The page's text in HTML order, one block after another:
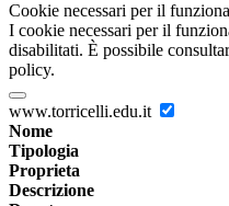
Cookie necessari per il
I cookie necessari per il
disabilitati. È possibile
policy.
www.torricelli.edu.it
Nome
Tipologia
Proprieta
Descrizione